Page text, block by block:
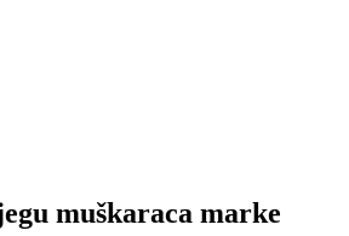
muškaraca marke